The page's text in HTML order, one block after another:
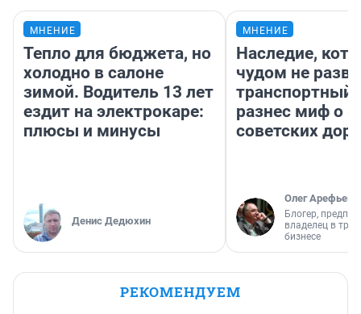
МНЕНИЕ
Тепло для бюджета, но
холодно в салоне
зимой. Водитель 13 лет
ездит на электрокаре:
плюсы и минусы
Денис Дедюхин
МНЕНИЕ
Наследие,
чудом не
транспортный
разнес миф о
советских
Олег Арефьев
Блогер,
владелец в
бизнесе
РЕКОМЕНДУЕМ